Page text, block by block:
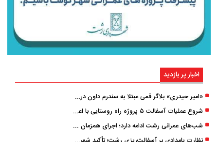
اخبار پر بازدید
«امیر حیدری» بلاگر قمی مبتلا به سندرم داون درگذشت
شروع عملیات آسفالت ۵ پروژه راه ‌روستایی با اعتبار ۳۷۰ میلیاردی در گیلان
شب‌های عمرانی رشت ادامه دارد؛ اجرای همزمان آسفالت‌ریزی در پنج منطقه شهری